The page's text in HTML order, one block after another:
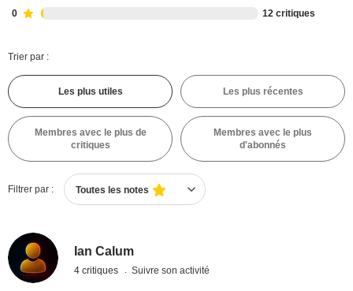
0 12 critiques
Trier par :
Les plus utiles Les plus récentes
Membres avec le plus de
critiques
Membres avec le plus
d'abonnés
Filtrer par : Toutes les notes
Ian Calum
4 critiques Suivre son activité